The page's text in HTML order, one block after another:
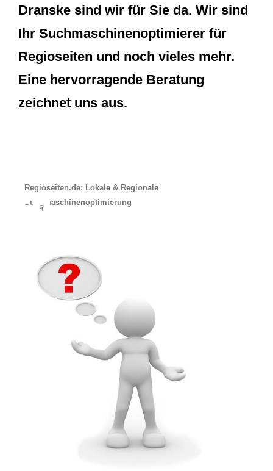
Dranske sind wir für Sie da. Wir sind
Ihr Suchmaschinenoptimierer für
Regioseiten und noch vieles mehr.
Eine hervorragende Beratung
zeichnet uns aus.
Regioseiten.de: Lokale & Regionale
Suchmaschinenoptimierung
☟